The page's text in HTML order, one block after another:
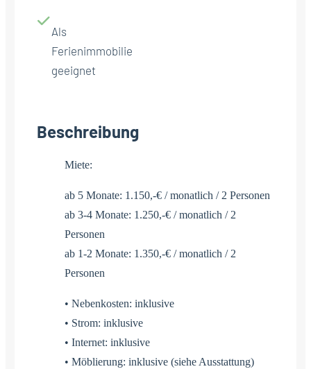
Als
Ferienimmobilie
geeignet
Beschreibung
Miete:
ab 5 Monate: 1.150,-€ / monatlich / 2 Personen
ab 3-4 Monate: 1.250,-€ / monatlich / 2
Personen
ab 1-2 Monate: 1.350,-€ / monatlich / 2
Personen
• Nebenkosten: inklusive
• Strom: inklusive
• Internet: inklusive
• Möblierung: inklusive (siehe Ausstattung)